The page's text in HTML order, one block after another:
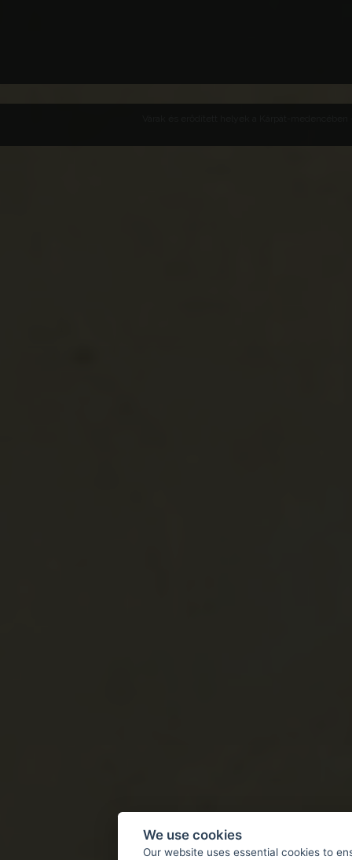
We use cookies
Our website uses essential cookies to